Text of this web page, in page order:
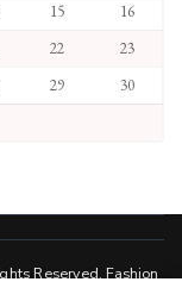
15
16
22
23
29
30
Reserved.Fashion